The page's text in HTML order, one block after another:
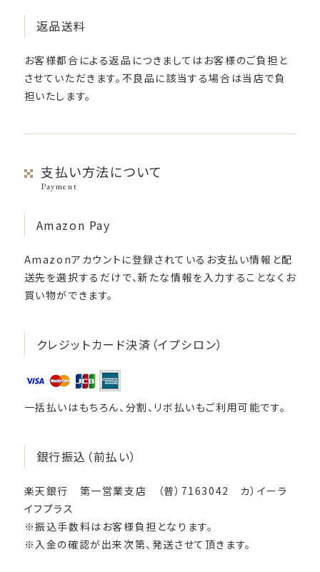
返品送料
お客様都合による返品につきましてはお客様のご負担と
させていただきます。不良品に該当する場合は当店で負
担いたします。
支払い方法について
Payment
Amazon Pay
Amazonアカウントに登録されているお支払い情報と配
送先を選択するだけで、新たな情報を入力することなくお
買い物ができます。
クレジットカード決済（イプシロン）
一括払いはもちろん、分割、リボ払いもご利用可能です。
銀行振込（前払い）
楽天銀行 第一営業支店 （普）7163042 カ）イーラ
イフプラス
※振込手数料はお客様負担となります。
※入金の確認が出来次第、発送させて頂きます。